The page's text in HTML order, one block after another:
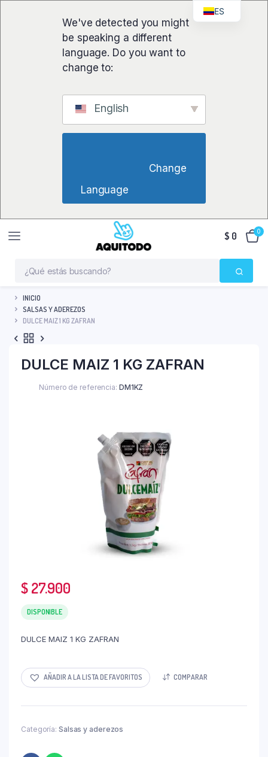
We've detected you might
be speaking a different
language. Do you want to
change to:
English
Language
$ 0 0
INICIO
SALSAS Y ADEREZOS
DULCE MAIZ 1 KG ZAFRAN
DULCE MAIZ 1 KG ZAFRAN
Número de referencia: DM1KZ
$27.900
DISPONIBLE
DULCE MAIZ 1 KG ZAFRAN
AÑADIR A LA LISTA DE FAVORITOS COMPARAR
Categoría: Salsas y aderezos
ES